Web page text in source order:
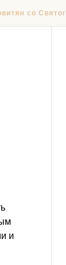
со
и